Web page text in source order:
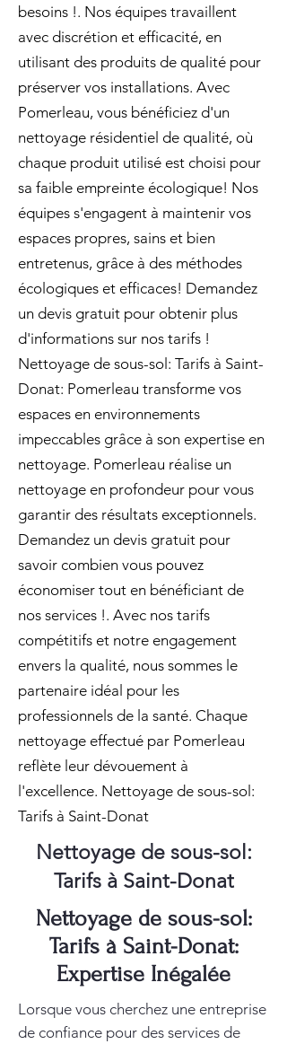
besoins !. Nos équipes travaillent
avec discrétion et efficacité, en
utilisant des produits de qualité pour
préserver vos installations. Avec
Pomerleau, vous bénéficiez d'un
nettoyage résidentiel de qualité, où
chaque produit utilisé est choisi pour
sa faible empreinte écologique! Nos
équipes s'engagent à maintenir vos
espaces propres, sains et bien
entretenus, grâce à des méthodes
écologiques et efficaces! Demandez
un devis gratuit pour obtenir plus
d'informations sur nos tarifs !
Nettoyage de sous-sol: Tarifs à Saint-
Donat: Pomerleau transforme vos
espaces en environnements
impeccables grâce à son expertise en
nettoyage. Pomerleau réalise un
nettoyage en profondeur pour vous
garantir des résultats exceptionnels.
Demandez un devis gratuit pour
savoir combien vous pouvez
économiser tout en bénéficiant de
nos services !. Avec nos tarifs
compétitifs et notre engagement
envers la qualité, nous sommes le
partenaire idéal pour les
professionnels de la santé. Chaque
nettoyage effectué par Pomerleau
reflète leur dévouement à
l'excellence. Nettoyage de sous-sol:
Tarifs à Saint-Donat
Nettoyage de sous-sol:
Tarifs à Saint-Donat
Nettoyage de sous-sol:
Tarifs à Saint-Donat:
Expertise Inégalée
Lorsque vous cherchez une entreprise
de confiance pour des services de